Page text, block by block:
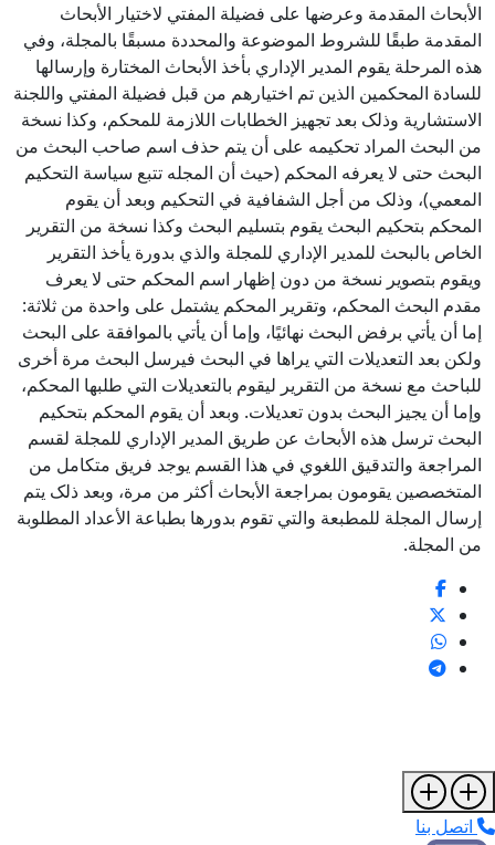
الأبحاث المقدمة وعرضها على فضيلة المفتي لاختيار الأبحاث
المقدمة طبقًا للشروط الموضوعة والمحددة مسبقًا بالمجلة، وفي
هذه المرحلة يقوم المدير الإداري بأخذ الأبحاث المختارة وإرسالها
للسادة المحکمين الذين تم اختيارهم من قبل فضيلة المفتي واللجنة
الاستشارية وذلک بعد تجهيز الخطابات اللازمة للمحکم، وکذا نسخة
من البحث المراد تحکيمه على أن يتم حذف اسم صاحب البحث من
البحث حتى لا يعرفه المحکم (حيث أن المجله تتبع سياسة التحكيم
المعمي)، وذلک من أجل الشفافية في التحکيم وبعد أن يقوم
المحکم بتحکيم البحث يقوم بتسليم البحث وکذا نسخة من التقرير
الخاص بالبحث للمدير الإداري للمجلة والذي بدورة يأخذ التقرير
ويقوم بتصوير نسخة من دون إظهار اسم المحکم حتى لا يعرف
مقدم البحث المحکم، وتقرير المحکم يشتمل على واحدة من ثلاثة:
إما أن يأتي برفض البحث نهائيًا، وإما أن يأتي بالموافقة على البحث
ولکن بعد التعديلات التي يراها في البحث فيرسل البحث مرة أخرى
للباحث مع نسخة من التقرير ليقوم بالتعديلات التي طلبها المحکم،
وإما أن يجيز البحث بدون تعديلات. وبعد أن يقوم المحکم بتحکيم
البحث ترسل هذه الأبحاث عن طريق المدير الإداري للمجلة لقسم
المراجعة والتدقيق اللغوي في هذا القسم يوجد فريق متکامل من
المتخصصين يقومون بمراجعة الأبحاث أکثر من مرة، وبعد ذلک يتم
إرسال المجلة للمطبعة والتي تقوم بدورها بطباعة الأعداد المطلوبة
من المجلة.
اتصل بنا